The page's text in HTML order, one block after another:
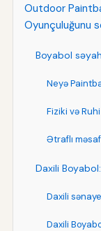
Outdoor
Oyunçuluğunu
Boyabol
Neyə
Fiziki və
Ətraflı
Daxili
Daxili
Daxili